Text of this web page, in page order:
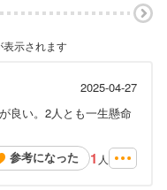
示されます
2025-04-27
良い。2人とも一生懸命
参考になった
1 人